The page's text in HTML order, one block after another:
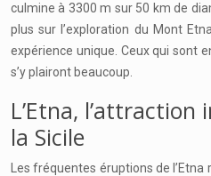
culmine à 3300 m sur 50 km de
plus sur l’exploration du Mont
expérience unique. Ceux qui sont
s’y plairont beaucoup.
L’Etna,
la Sicile
Les fréquentes éruptions de